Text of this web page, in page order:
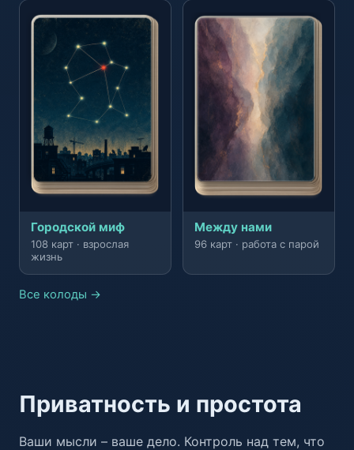
Городской миф
108 карт · взрослая
жизнь
Между нами
96 карт · работа с парой
Все колоды →
Приватность и простота
Ваши мысли – ваше дело. Контроль над тем, что